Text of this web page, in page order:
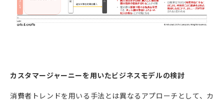
カスタマージャーニーを用いたビジネスモデルの検討
消費者トレンドを用いる手法とは異なるアプローチとして、カ